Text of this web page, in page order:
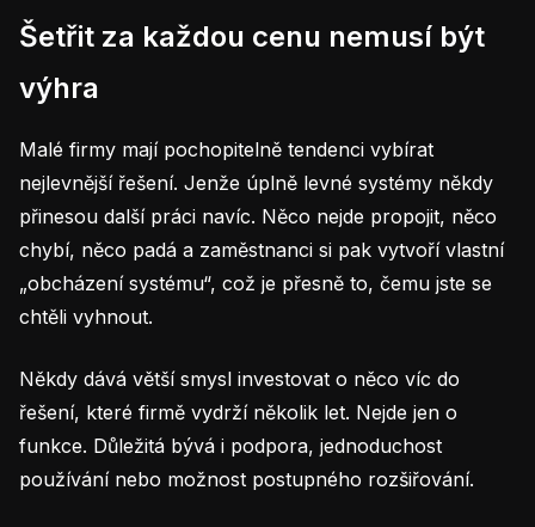
Šetřit za každou cenu nemusí být
výhra
Malé firmy mají pochopitelně tendenci vybírat
nejlevnější řešení. Jenže úplně levné systémy někdy
přinesou další práci navíc. Něco nejde propojit, něco
chybí, něco padá a zaměstnanci si pak vytvoří vlastní
„obcházení systému“, což je přesně to, čemu jste se
chtěli vyhnout.
Někdy dává větší smysl investovat o něco víc do
řešení, které firmě vydrží několik let. Nejde jen o
funkce. Důležitá bývá i podpora, jednoduchost
používání nebo možnost postupného rozšiřování.